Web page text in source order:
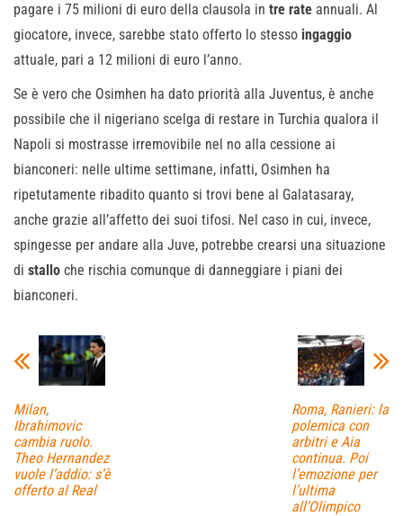
pagare i 75 milioni di euro della clausola in tre rate annuali. Al
giocatore, invece, sarebbe stato offerto lo stesso ingaggio
attuale, pari a 12 milioni di euro l’anno.
Se è vero che Osimhen ha dato priorità alla Juventus, è anche
possibile che il nigeriano scelga di restare in Turchia qualora il
Napoli si mostrasse irremovibile nel no alla cessione ai
bianconeri: nelle ultime settimane, infatti, Osimhen ha
ripetutamente ribadito quanto si trovi bene al Galatasaray,
anche grazie all’affetto dei suoi tifosi. Nel caso in cui, invece,
spingesse per andare alla Juve, potrebbe crearsi una situazione
di stallo che rischia comunque di danneggiare i piani dei
bianconeri.
Milan,
Ibrahimovic
cambia ruolo.
Theo Hernandez
vuole l’addio: s’è
offerto al Real
Roma, Ranieri: la
polemica con
arbitri e Aia
continua. Poi
l’emozione per
l’ultima
all’Olimpico